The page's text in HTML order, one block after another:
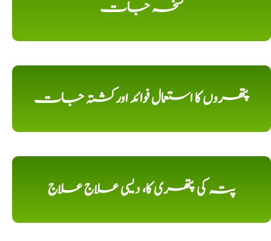
نسخہ جات
پتھروں کا استعمال فوائد اورکشتہ جات
پتہ کی پتھری کا، دیسی علاج علاج